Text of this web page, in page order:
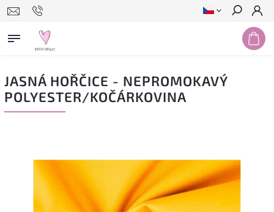
Hledat
JASNÁ HOŘČICE - NEPROMOKAVÝ
POLYESTER/KOČÁRKOVINA